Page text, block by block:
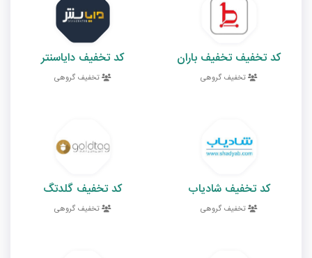
کد تخفیف تخفیف باران
تخفیف گروهی
کد تخفیف دایاسنتر
تخفیف گروهی
کد تخفیف شادیاب
تخفیف گروهی
کد تخفیف گلدتگ
تخفیف گروهی